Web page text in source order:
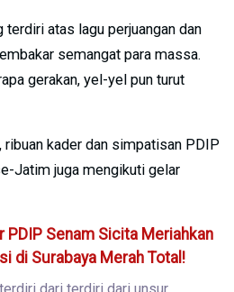
atas lagu perjuangan dan
semangat para massa.
gerakan, yel-yel pun turut
ribuan kader dan simpatisan PDIP
Jatim juga mengikuti gelar
PDIP Senam Sicita Meriahkan
di Surabaya Merah Total!